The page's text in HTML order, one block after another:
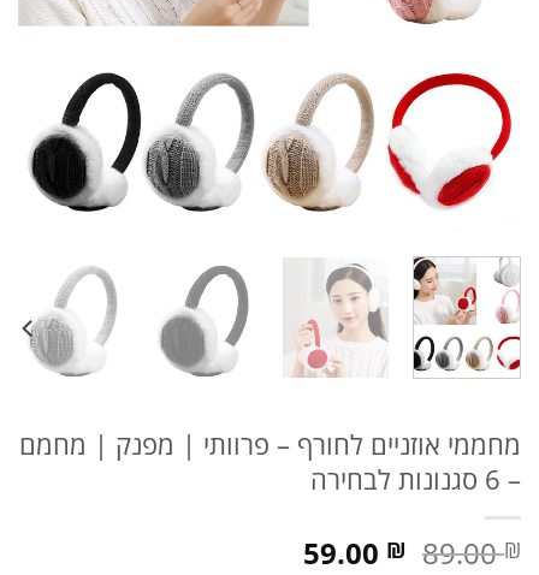
מחממי אוזניים לחורף – פרוותי | מפנק | מחמם
– 6 סגנונות לבחירה
89.00₪ המחיר
59.00 ₪